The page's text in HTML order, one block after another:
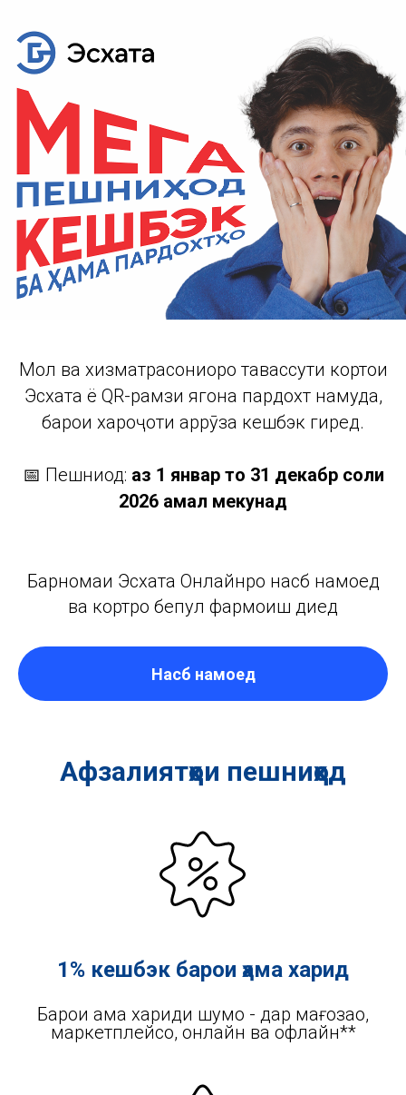
Мол ва хизматрасониҳоро тавассути кортҳои
Эсхата ё QR-рамзи ягона пардохт намуда,
барои хароҷоти ҳаррӯза кешбэк гиред.
📅 Пешниҳод: аз 1 январ то 31 декабр соли
2026 амал мекунад
Барномаи Эсхата Онлайнро насб намоед
ва кортро бепул фармоиш диҳед
Насб намоед
Афзалиятҳои пешниҳод
1% кешбэк барои ҳама харид
Барои ҳама хариди шумо - дар мағозаҳо,
маркетплейсҳо, онлайн ва офлайн**